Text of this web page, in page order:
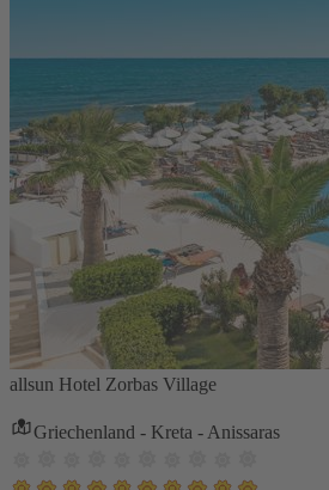
allsun Hotel Zorbas Village
Griechenland - Kreta - Anissaras